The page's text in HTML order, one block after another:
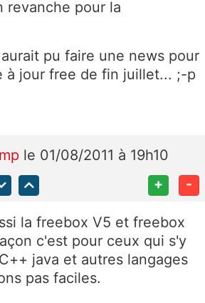
revanche pour la
pu faire une news pour
à jour free de fin juillet... ;-p
le 01/08/2011 à 19h10
+ -
la freebox V5 et freebox
c'est pour ceux qui s'y
java et autres langages
pas faciles.